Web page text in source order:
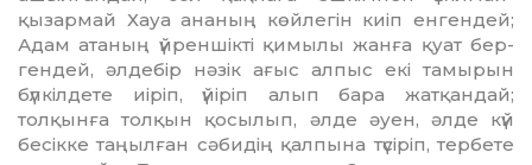
қызармай Хауа ананың көйлегін киіп енгендей;
Адам атаның үйрен­шікті қимылы жанға қуат бер­
гендей, әлдебір нәзік ағыс ал­пыс екі тамырын
бүлкілдете иі­ріп, үйіріп алып бара жатқан­дай;
толқынға толқын қосылып, әлде әуен, әлде күй
бесікке таңыл­ған сәбидің қалпына түсі­ріп, тербете